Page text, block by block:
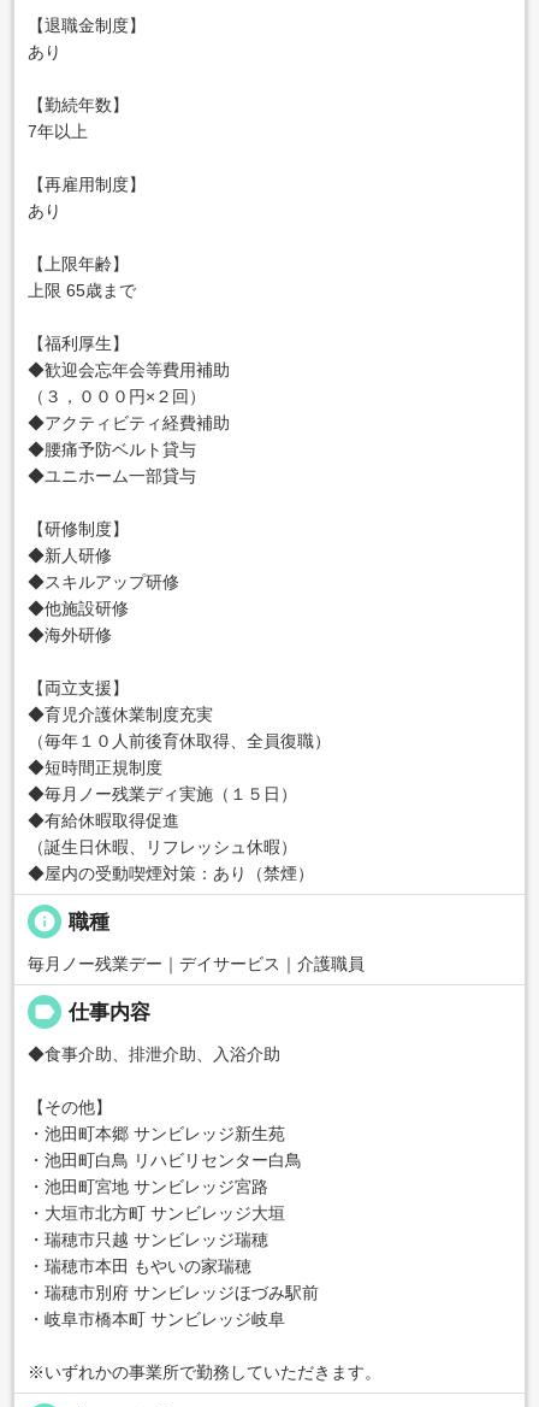
【退職金制度】
あり
【勤続年数】
7年以上
【再雇用制度】
あり
【上限年齢】
上限 65歳まで
【福利厚生】
◆歓迎会忘年会等費用補助
（３，０００円×２回）
◆アクティビティ経費補助
◆腰痛予防ベルト貸与
◆ユニホーム一部貸与
【研修制度】
◆新人研修
◆スキルアップ研修
◆他施設研修
◆海外研修
【両立支援】
◆育児介護休業制度充実
（毎年１０人前後育休取得、全員復職）
◆短時間正規制度
◆毎月ノー残業ディ実施（１５日）
◆有給休暇取得促進
（誕生日休暇、リフレッシュ休暇）
◆屋内の受動喫煙対策：あり（禁煙）
info 職種
毎月ノー残業デー｜デイサービス｜介護職員
label 仕事内容
◆食事介助、排泄介助、入浴介助
【その他】
・池田町本郷 サンビレッジ新生苑
・池田町白鳥 リハビリセンター白鳥
・池田町宮地 サンビレッジ宮路
・大垣市北方町 サンビレッジ大垣
・瑞穂市只越 サンビレッジ瑞穂
・瑞穂市本田 もやいの家瑞穂
・瑞穂市別府 サンビレッジほづみ駅前
・岐阜市橋本町 サンビレッジ岐阜
※いずれかの事業所で勤務していただきます。